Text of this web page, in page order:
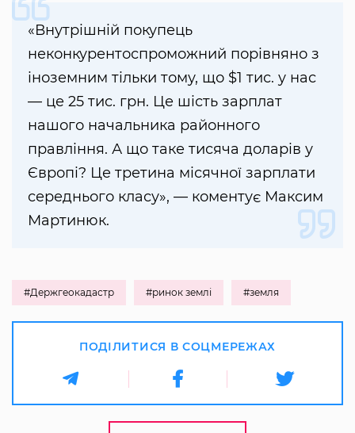
«Внутрішній покупець
неконкурентоспроможний порівняно з
іноземним тільки тому, що $1 тис. у нас
— це 25 тис. грн. Це шість зарплат
нашого начальника районного
правління. А що таке тисяча доларів у
Європі? Це третина місячної зарплати
середнього класу», — коментує Максим
Мартинюк.
#Держгеокадастр #ринок землі #земля
ПОДІЛИТИСЯ В СОЦМЕРЕЖАХ